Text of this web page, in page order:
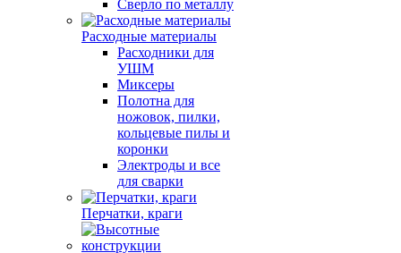
Сверло по металлу
Расходные материалы
Расходники для
УШМ
Миксеры
Полотна для
ножовок, пилки,
кольцевые пилы и
коронки
Электроды и все
для сварки
Перчатки, краги